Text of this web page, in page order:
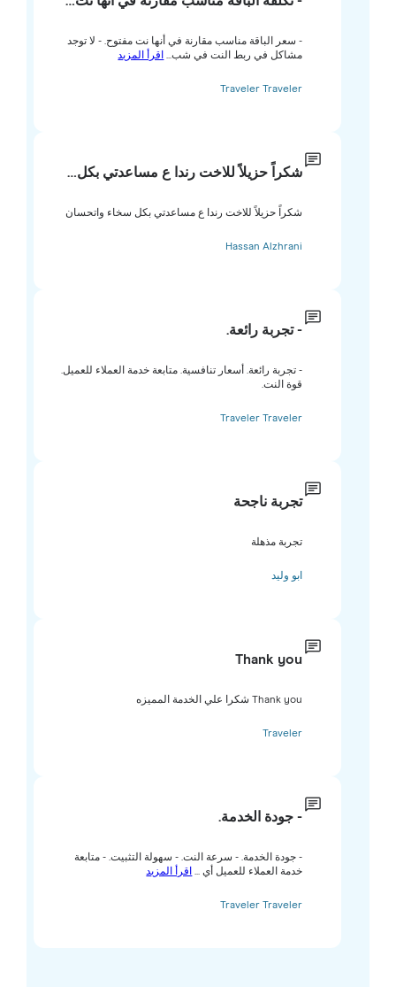
- سعر الباقة مناسب مقارنة في أنها نت مفتوح. - لا توجد
مشاكل في ربط النت في شب...اقرأ المزيد
Traveler Traveler
شكراً حزيلاً للاخت رندا ع مساعدتي بكل…
شكراً حزيلاً للاخت رندا ع مساعدتي بكل سخاء واتحسان
Hassan Alzhrani
- تجربة رائعة.
- تجربة رائعة. أسعار تنافسية. متابعة خدمة العملاء للعميل.
قوة النت.
Traveler Traveler
تجربة ناجحة
تجربة مذهلة
Thank you
Thank you شكرا علي الخدمة المميزه
Traveler
- جودة الخدمة.
- جودة الخدمة. - سرعة النت. - سهولة التثبيت. - متابعة
خدمة العملاء للعميل أي ...اقرأ المزيد
Traveler Traveler